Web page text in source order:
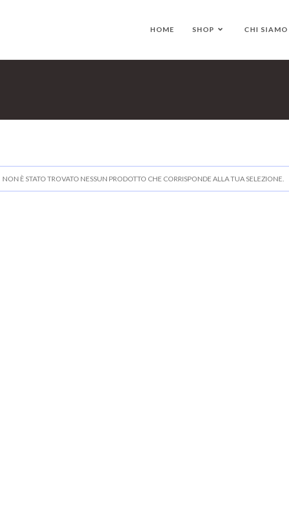
HOME SHOP CHI SIAMO
NON È STATO TROVATO NESSUN PRODOTTO CHE CORRISPONDE ALLA TUA SELEZIONE.